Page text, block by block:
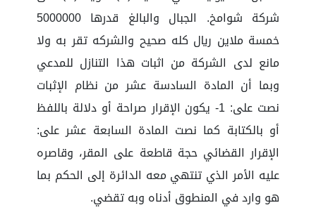
شركة شوامخ. الجبال والبالغ قدرها 5000000
خمسة ملاين ريال كله صحيح والشركه تقر به ولا
مانع لدى الشركة من اثبات هذا التنازل للمدعي
وبما أن المادة السادسة عشر من نظام الإثبات
نصت على: 1- يكون الإقرار صراحة أو دلالة باللفظ
أو بالكتابة كما نصت المادة السابعة عشر على:
الإقرار القضائي حجة قاطعة على المقر، وقاصره
عليه الأمر الذي تنتهي معه الدائرة إلى الحكم بما
هو وارد في المنطوق أدناه وبه تقضي.